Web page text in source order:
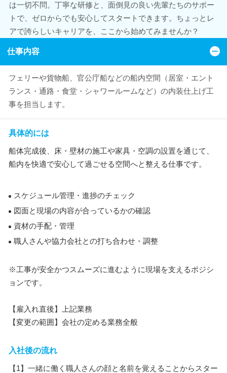
は一切不問。丁寧な研修と、面倒見の良い先輩たちのサポー
トで、ゼロからでも安心してスタートできます。ちょっとレ
アで誇らしいキャリアを、ここから始めてみませんか？
仕事内容
フェリーや貨物船、官公庁船などの船内空間（居室・エント
ランス・通路・食堂・シャワールームなど）の内装仕上げ工
事を担当します。
具体的には
船体完成後、床・壁材の施工や家具・空調の設置を通じて、
船内を快適で安心して過ごせる空間へと整える仕事です。
スケジュール管理・進捗のチェック
図面と現場の内容が合っているかの確認
資材の手配・管理
職人さんや協力会社との打ち合わせ・調整
※工事が安全かつスムーズに進むように現場を支えるポジシ
ョンです。
【雇入れ直後】上記業務
【変更の範囲】会社の定める業務全般
入社後の流れ
【1】一緒に働く職人さんの顔と名前を覚えることからスター